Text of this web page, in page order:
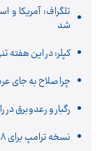
تلگراف: آمریکا و
شد
کپلر: در این هفته تنها ۶ نفتکش از تنگه هرمز
چرا صلاح به جای
رگبار و رعدوبرق
نسخه ترامپ برای 2028؛ حمایت محرمانه از نامزدی جی‌دی ونس